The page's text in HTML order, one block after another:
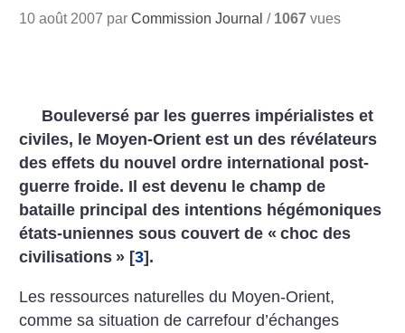
10 août 2007 parCommission Journal / 1067 vues
Bouleversé par les guerres impérialistes et
civiles, le Moyen-Orient est un des révélateurs
des effets du nouvel ordre international post-
guerre froide. Il est devenu le champ de
bataille principal des intentions hégémoniques
états-uniennes sous couvert de « choc des
civilisations » [3] .
Les ressources naturelles du Moyen-Orient,
comme sa situation de carrefour d’échanges